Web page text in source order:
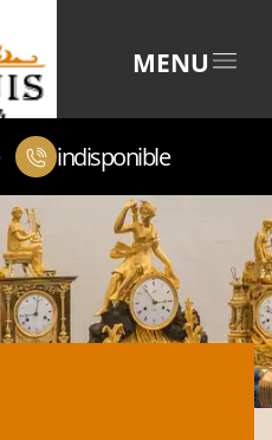
MENU
indisponible